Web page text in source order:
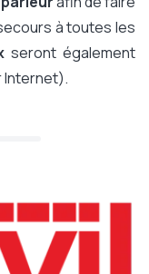
à toutes les
seront également
Internet).